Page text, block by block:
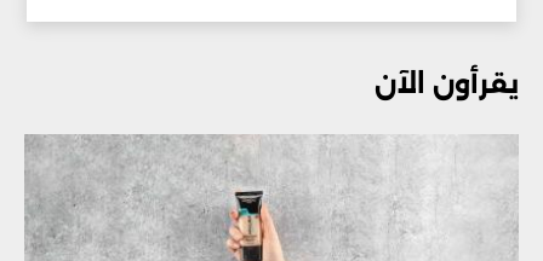
يقرأون الآن